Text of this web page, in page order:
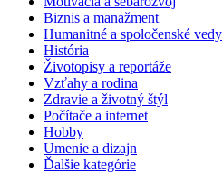
Biznis a manažment
Humanitné a spoločenské vedy
História
Životopisy a reportáže
Vzťahy a rodina
Zdravie a životný štýl
Počítače a internet
Hobby
Umenie a dizajn
Ďalšie kategórie